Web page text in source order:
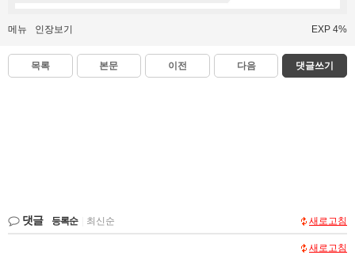
메뉴 인장보기 EXP 4%
목록 본문 이전 다음 댓글쓰기
댓글 등록순 최신순 새로고침
새로고침